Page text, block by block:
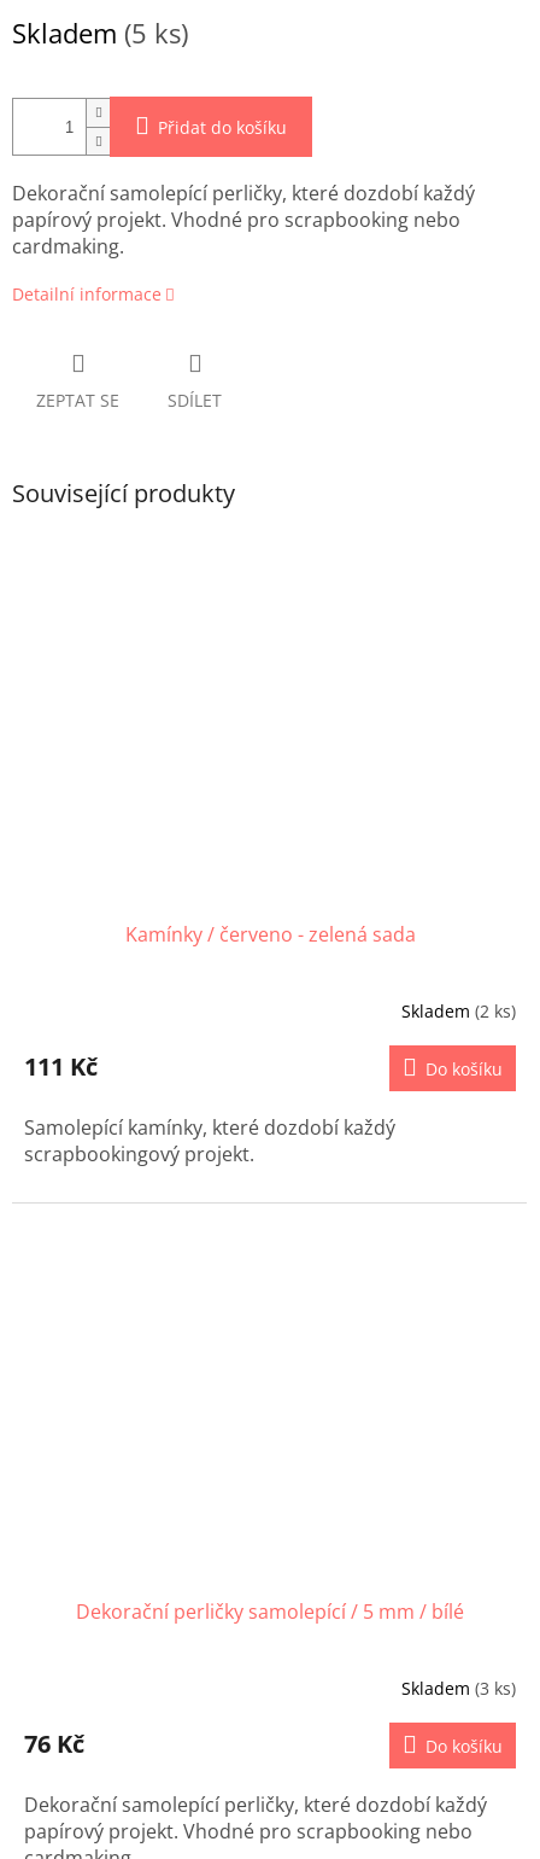
cena:
Skladem (5 ks)
Přidat do košíku
Dekorační samolepící perličky, které dozdobí každý
papírový projekt. Vhodné pro scrapbooking nebo
cardmaking.
Detailní informace
ZEPTAT SE SDÍLET
Související produkty
Kamínky / červeno - zelená sada
Skladem (2 ks)
111 Kč Do košíku
Samolepící kamínky, které dozdobí každý
scrapbookingový projekt.
Dekorační perličky samolepící / 5 mm / bílé
Skladem (3 ks)
76 Kč Do košíku
Dekorační samolepící perličky, které dozdobí každý
papírový projekt. Vhodné pro scrapbooking nebo